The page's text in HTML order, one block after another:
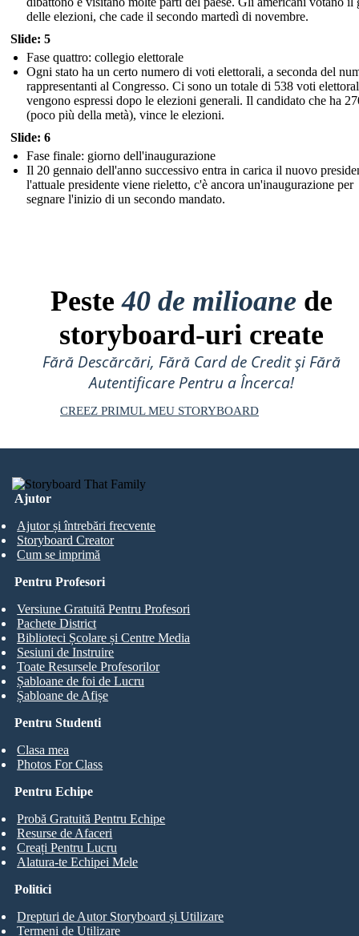
delle elezioni, che cade il secondo martedì di novembre.
Slide: 5
Fase quattro: collegio elettorale
Ogni stato ha un certo numero di voti elettorali, a seconda del
rappresentanti al Congresso. Ci sono un totale di 538 voti
vengono espressi dopo le elezioni generali. Il candidato che ha
(poco più della metà), vince le elezioni.
Slide: 6
Fase finale: giorno dell'inaugurazione
Il 20 gennaio dell'anno successivo entra in carica il nuovo
l'attuale presidente viene rieletto, c'è ancora un'inaugurazione per
segnare l'inizio di un secondo mandato.
Peste40 de milioane de
storyboard-uri create
Fără Descărcări, Fără Card de Credit și Fără
Autentificare Pentru a Încerca!
CREEZ PRIMUL MEU STORYBOARD
Ajutor
Ajutor și întrebări frecvente
Storyboard Creator
Cum se imprimă
Pentru Studenti
Clasa mea
Photos For Class
Pentru Profesori
Versiune Gratuită Pentru Profesori
Pachete District
Biblioteci Școlare și Centre Media
Sesiuni de Instruire
Toate Resursele Profesorilor
Șabloane de foi de Lucru
Șabloane de Afișe
Pentru Echipe
Probă Gratuită Pentru Echipe
Resurse de Afaceri
Creați Pentru Lucru
Alatura-te Echipei Mele
Politici
Drepturi de Autor Storyboard și Utilizare
Termeni de Utilizare